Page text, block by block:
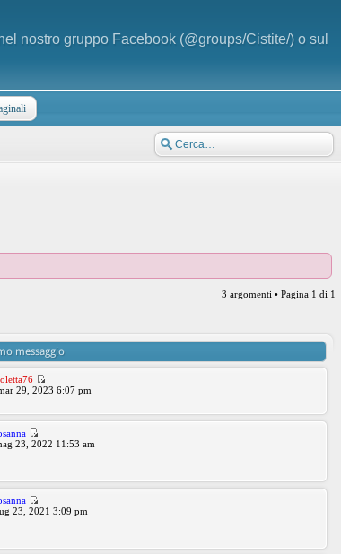
nostro gruppo Facebook (@groups/Cistite/) o sul
3 argomenti • Pagina 1 di 1
messaggio
29, 2023 6:07 pm
23, 2022 11:53 am
23, 2021 3:09 pm